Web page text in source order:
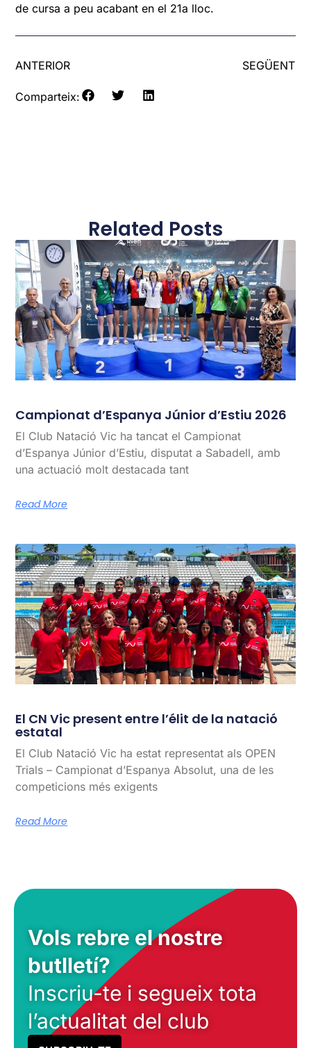
de cursa a peu acabant en el 21a lloc.
ANTERIOR SEGÜENT
Comparteix:
Related Posts
Campionat d’Espanya Júnior d’Estiu 2026
El Club Natació Vic ha tancat el Campionat
d’Espanya Júnior d’Estiu, disputat a Sabadell, amb
una actuació molt destacada tant
Read More
El CN Vic present entre l’élit de la natació
estatal
El Club Natació Vic ha estat representat als OPEN
Trials – Campionat d’Espanya Absolut, una de les
competicions més exigents
Read More
Vols rebre el nostre
butlletí?
Inscriu-te i segueix tota
l’actualitat del club